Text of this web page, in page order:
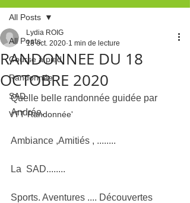
All Posts
Course à pied
Randonnée
SAD
VTT Randonnée'
All Posts
RANDONNEE DU 18
OCTOBRE 2020
Lydia ROIG
18 oct. 2020 1 min de lecture
Quelle belle randonnée guidée par
Andrée.
Ambiance ,Amitiés , ........
La  SAD........
Sports. Aventures .... Découvertes